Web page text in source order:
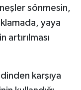
sönmesin,
yaya
karşıya